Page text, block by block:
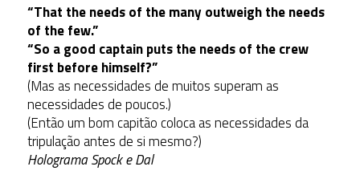
“That the needs of the many outweigh the needs
of the few.”
“So a good captain puts the needs of the crew
first before himself?”
(Mas as necessidades de muitos superam as
necessidades de poucos.)
(Então um bom capitão coloca as necessidades da
tripulação antes de si mesmo?)
Holograma Spock e Dal